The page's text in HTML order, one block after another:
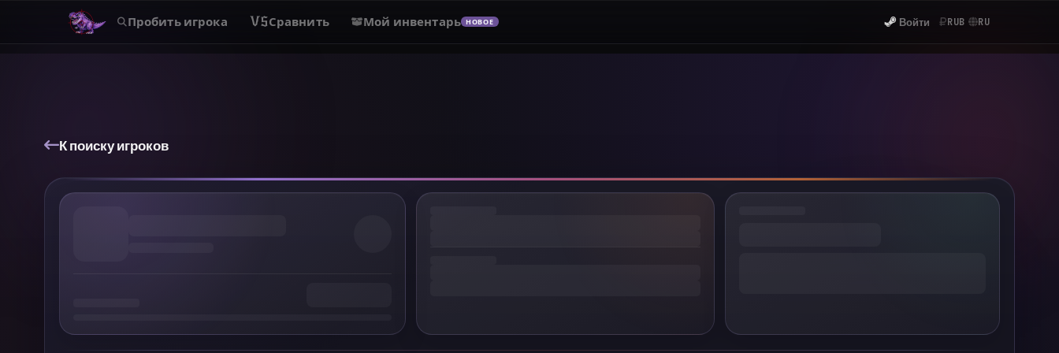
Пробить игрока VSСравнить Мой инвентарь НОВОЕ Войти RUB RU
К поиску игроков